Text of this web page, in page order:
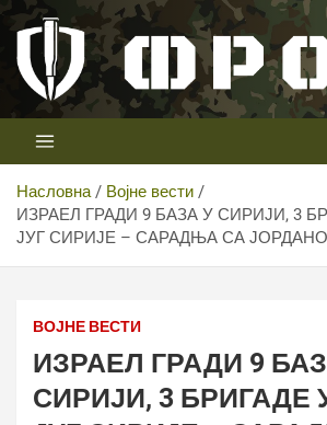
Скип
цонтент
Телевизија ФРОНТ
Први војни канал у Србији
Насловна
Војне вести
ИЗРАЕЛ ГРАДИ 9 БАЗА У СИРИЈИ, 3
ЈУГ СИРИЈЕ – САРАДЊА СА
ВОЈНЕ ВЕСТИ
ИЗРАЕЛ ГРАДИ 9
СИРИЈИ, 3 БРИГАДЕ